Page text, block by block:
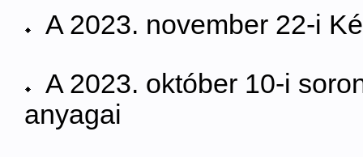
A 2023. november 22-i
A 2023. október 10-i
anyagai